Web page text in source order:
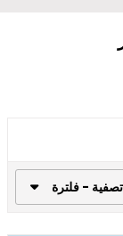
تصفية - فلترة